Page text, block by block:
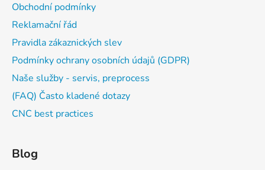
Obchodní podmínky
Reklamační řád
Pravidla zákaznických slev
Podmínky ochrany osobních údajů (GDPR)
Naše služby - servis, preprocess
(FAQ) Často kladené dotazy
CNC best practices
Blog